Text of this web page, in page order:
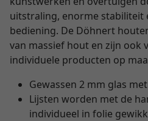
uitstraling, enorme stabiliteit
bediening. De Döhnert
van massief hout en zijn ook
individuele producten op
Gewassen 2 mm glas
Lijsten worden met de
individueel in folie